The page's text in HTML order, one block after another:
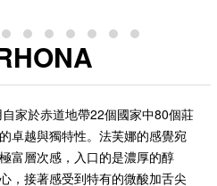
家於赤道地帶22個國家中80個莊
卓越與獨特性。 法芙娜的感覺宛
富層次感，入口的是濃厚的醇
，接著感受到特有的微酸加舌尖